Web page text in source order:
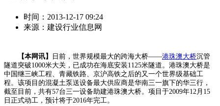
时间：2013-12-17 09:24
来源：建设行业信息网
【本网讯】 日前，世界规模最大的跨海大桥——港珠澳大桥沉管
隧道突破1000米大关，已成功在海底安装1125米隧道。港珠澳大桥是
中国继三峡工程、青藏铁路、京沪高铁之后的又一个世界级基础工
程。该项目的混凝土泵送设备最大供应商是华南三一旗下的华三行，
截至目前，共有57台三一设备助建港珠澳大桥。项目于2009年12月15
日正式动工，预计将于2016年完工。